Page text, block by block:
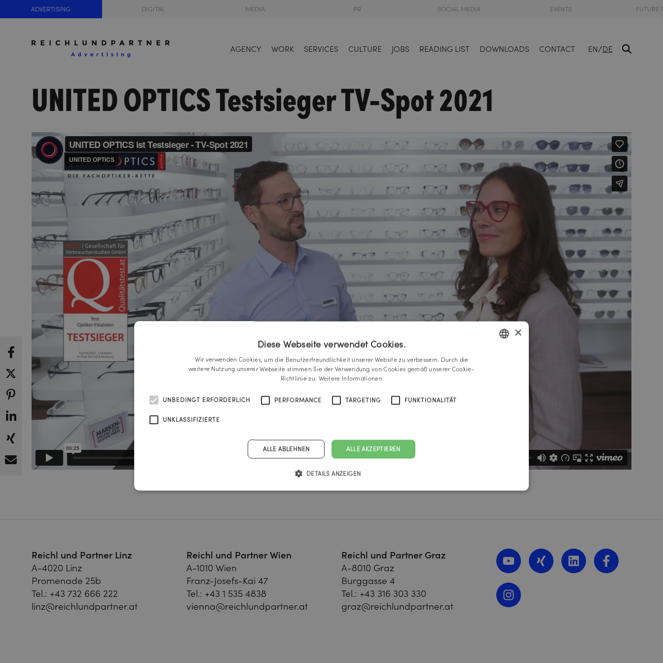
ADVERTISING DIGITAL MEDIA PR SOCIAL MEDIA EVENTS FUTURE
AGENCY WORK SERVICES CULTURE JOBS READING LIST DOWNLOADS CONTACT EN/DE
UNITED OPTICS Testsieger TV-Spot 2021
Reichl und Partner Linz
A-4020 Linz
Promenade 25b
Tel.: +43 732 666 222
linz@reichlundpartner.at
Reichl und Partner Wien
A-1010 Wien
Franz-Josefs-Kai 47
Tel.: +43 1 535 4838
vienna@reichlundpartner.at
Reichl und Partner Graz
A-8010 Graz
Burggasse 4
Tel.: +43 316 303 330
graz@reichlundpartner.at
×
Diese Webseite verwendet Cookies.
Wir verwenden Cookies, um die Benutzerfreundlichkeit unserer Website zu verbessern. Durch die
weitere Nutzung unserer Webseite stimmen Sie der Verwendung von Cookies gemäß unserer Cookie-
Richtlinie zu. Weitere Informationen
UNBEDINGT ERFORDERLICH PERFORMANCE TARGETING FUNKTIONALITÄT
UNKLASSIFIZIERTE
ALLE AKZEPTIEREN
ALLE ABLEHNEN
DETAILS ANZEIGEN